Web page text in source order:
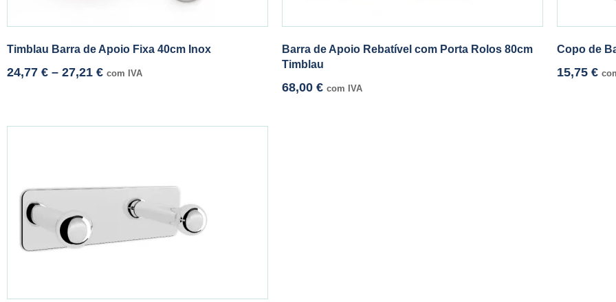
Timblau Barra de Apoio Fixa 40cm Inox
24,77 € – 27,21 € com IVA
Barra de Apoio Rebatível com Porta Rolos 80cm
Timblau
68,00 € com IVA
Copo de
15,75 €